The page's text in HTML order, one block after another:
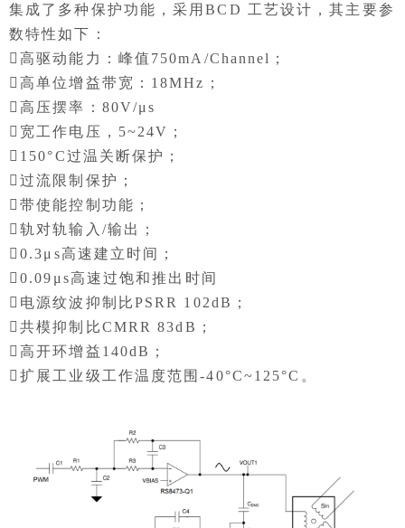
集成了多种保护功能，采用BCD 工艺设计，其主要参
数特性如下：
高驱动能力：峰值750mA/Channel；
高单位增益带宽：18MHz；
高压摆率：80V/μs
宽工作电压，5~24V；
150°C过温关断保护；
过流限制保护；
带使能控制功能；
轨对轨输入/输出；
0.3μs高速建立时间；
0.09μs高速过饱和推出时间
电源纹波抑制比PSRR 102dB；
共模抑制比CMRR 83dB；
高开环增益140dB；
扩展工业级工作温度范围-40°C~125°C。